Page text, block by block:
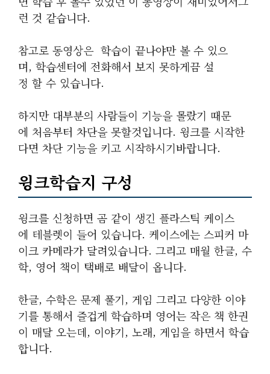
런 것 같습니다.
참고로 동영상은 학습이 끝나야만 볼 수 있으
며, 학습센터에 전화해서 보지 못하게끔 설
정 할 수 있습니다.
하지만 대부분의 사람들이 기능을 몰랐기 때문
에 처음부터 차단을 못할것입니다. 윙크를 시작한
다면 차단 기능을 키고 시작하시기바랍니다.
윙크학습지 구성
윙크를 신청하면 곰 같이 생긴 플라스틱 케이스
에 테블렛이 들어 있습니다. 케이스에는 스피커 마
이크 카메라가 달려있습니다. 그리고 매월 한글, 수
학, 영어 책이 택배로 배달이 옵니다.
한글, 수학은 문제 풀기, 게임 그리고 다양한 이야
기를 통해서 즐겁게 학습하며 영어는 작은 책 한권
이 매달 오는데, 이야기, 노래, 게임을 하면서 학습
합니다.